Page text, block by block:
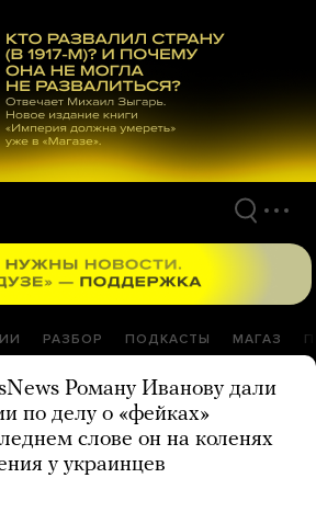
РАЗБОР ПОДКАСТЫ МАГАЗ
Роману Иванову дали
по делу о «фейках»
слове он на коленях
у украинцев